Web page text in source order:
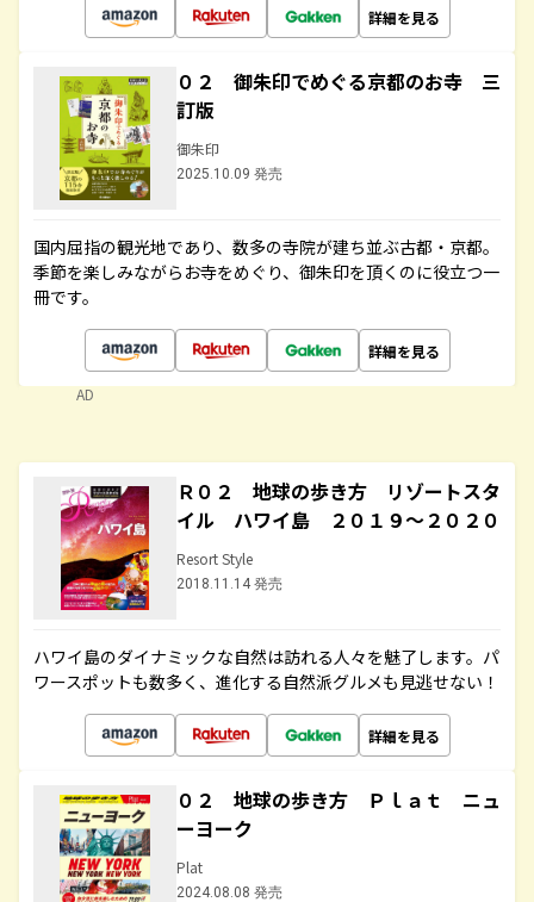
詳細を見る
０２ 御朱印でめぐる京都のお寺 三
訂版
御朱印
2025.10.09 発売
国内屈指の観光地であり、数多の寺院が建ち並ぶ古都・京都。
季節を楽しみながらお寺をめぐり、御朱印を頂くのに役立つ一
冊です。
詳細を見る
AD
Ｒ０２ 地球の歩き方 リゾートスタ
イル ハワイ島 ２０１９～２０２０
Resort Style
2018.11.14 発売
ハワイ島のダイナミックな自然は訪れる人々を魅了します。パ
ワースポットも数多く、進化する自然派グルメも見逃せない！
詳細を見る
０２ 地球の歩き方 Ｐｌａｔ ニュ
ーヨーク
Plat
2024.08.08 発売